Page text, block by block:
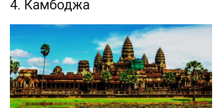
4. Камбоджа